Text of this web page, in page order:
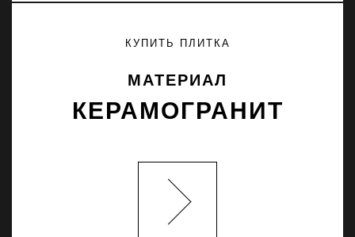
КУПИТЬ ПЛИТКА
МАТЕРИАЛ
КЕРАМОГРАНИТ